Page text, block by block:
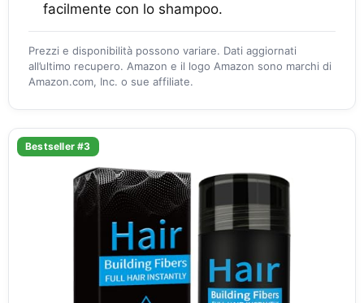
facilmente con lo shampoo.
Prezzi e disponibilità possono variare. Dati aggiornati
all’ultimo recupero. Amazon e il logo Amazon sono marchi di
Amazon.com, Inc. o sue affiliate.
Bestseller #3